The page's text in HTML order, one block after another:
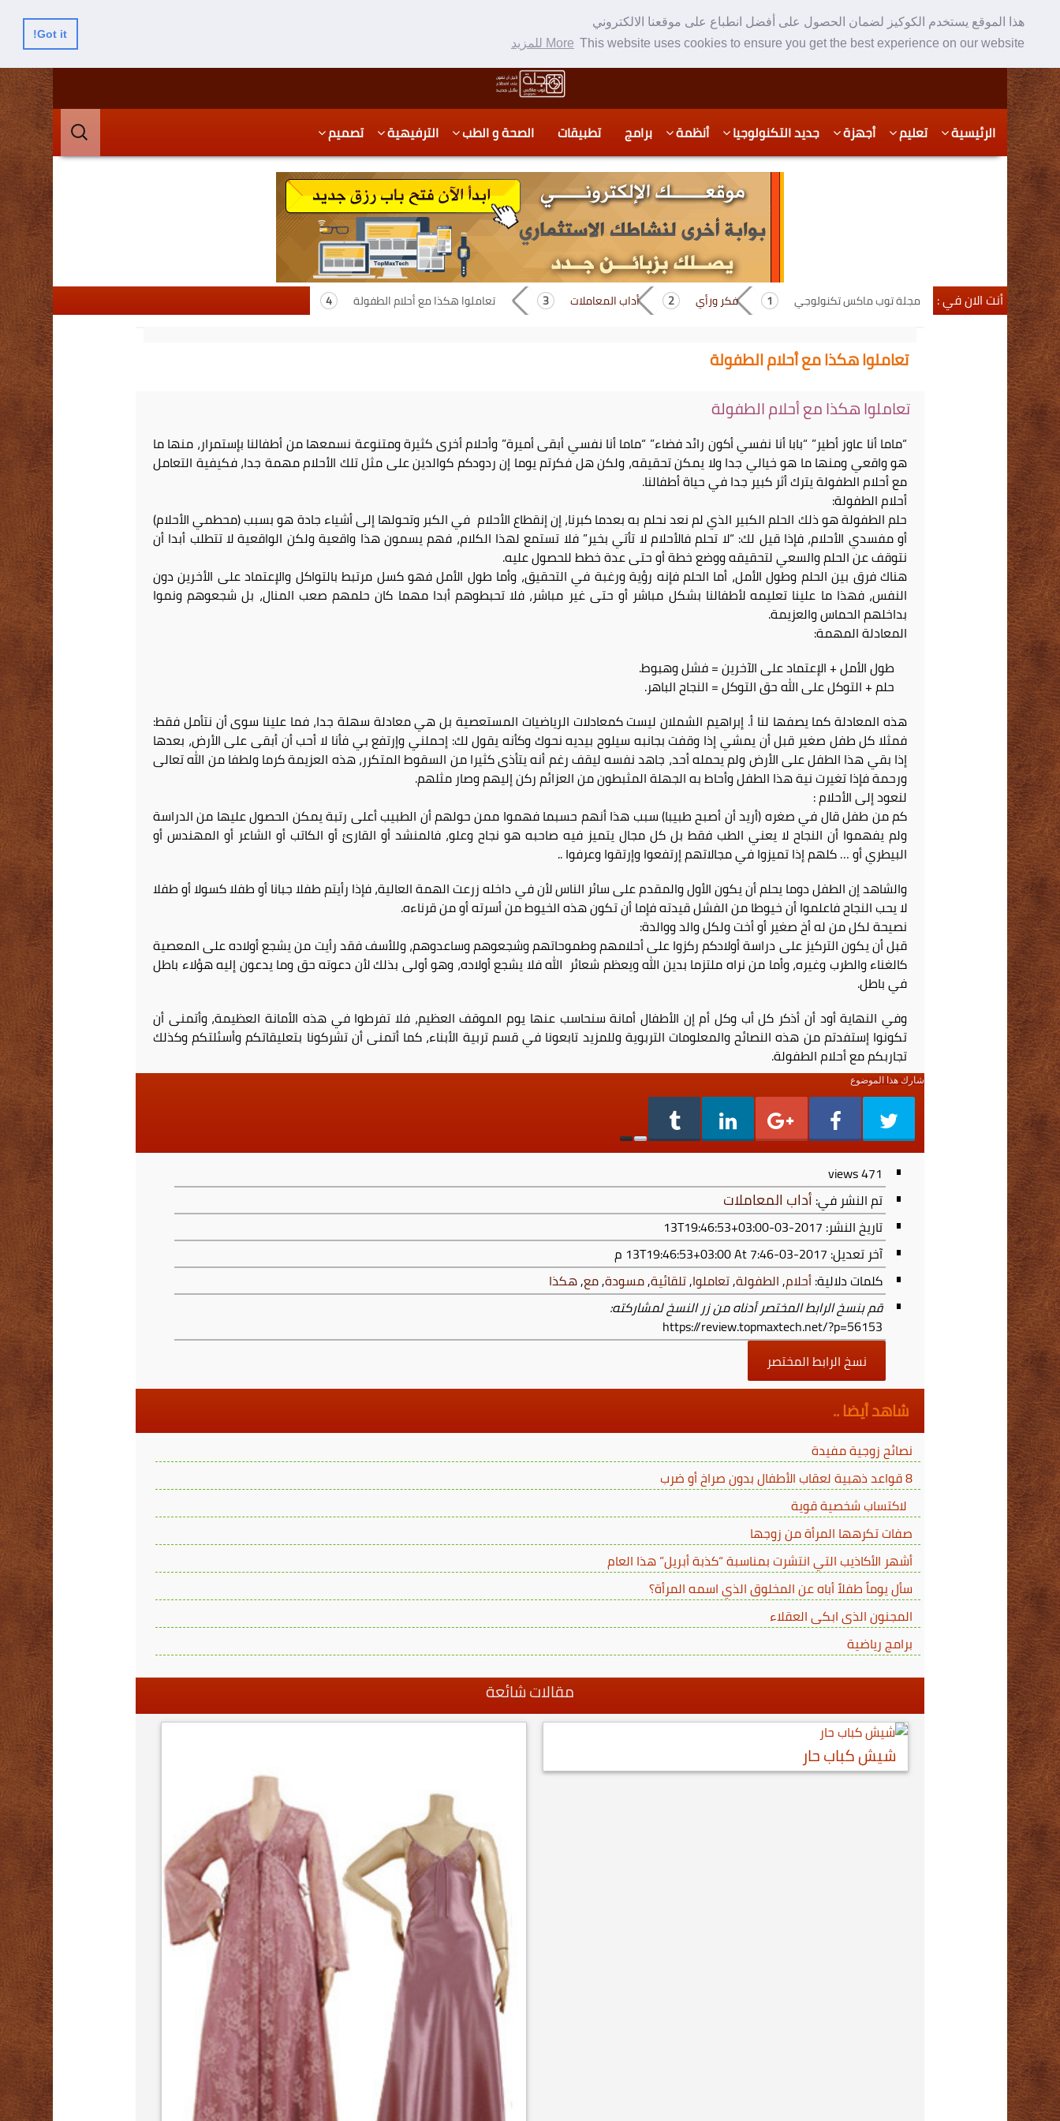
هذا الموقع يستخدم الكوكيز لضمان الحصول على أفضل انطباع على موقعنا الالكتروني
This website uses cookies to ensure you get the best experience on our website More للمزيد
Got it!
Skip
to
content
Skip
to
secondary
content
الرئيسية تعليم أجهزة جديد التكنولوجيا أنظمة برامج تطبيقات الصحة و الطب الترفيهية تصميم
البحث
عن:
أنت الان في : مجلة توب ماكس تكنولوجي فكر ورأي أداب المعاملات تعاملوا هكذا مع أحلام الطفولة
تعاملوا هكذا مع أحلام الطفولة
تعاملوا هكذا مع أحلام الطفولة
“ماما أنا عاوز أطير” “بابا أنا نفسي أكون رائد فضاء” “ماما أنا نفسي أبقى أميرة” وأحلام أخرى كثيرة ومتنوعة نسمعها من أطفالنا بإستمرار، منها ما
هو واقعي ومنها ما هو خيالي جدا ولا يمكن تحقيقه، ولكن هل فكرتم يوما إن ردودكم كوالدين على مثل تلك الأحلام مهمة جدا، فكيفية التعامل
مع أحلام الطفولة يترك أثر كبير جدا في حياة أطفالنا.
أحلام الطفولة:
حلم الطفولة هو ذلك الحلم الكبير الذي لم نعد نحلم به بعدما كبرنا، إن إنقطاع الأحلام في الكبر وتحولها إلى أشياء جادة هو بسبب (محطمي الأحلام)
أو مفسدي الأحلام، فإذا قيل لك: “لا تحلم فالأحلام لا تأتي بخير” فلا تستمع لهذا الكلام، فهم يسمون هذا واقعية ولكن الواقعية لا تتطلب أبدا أن
نتوقف عن الحلم والسعي لتحقيقه ووضع خطة أو حتى عدة خطط للحصول عليه.
هناك فرق بين الحلم وطول الأمل، أما الحلم فإنه رؤية ورغبة في التحقيق، وأما طول الأمل فهو كسل مرتبط بالتواكل والإعتماد على الأخرين دون
النفس، فهذا ما علينا تعليمه لأطفالنا بشكل مباشر أو حتى غير مباشر، فلا تحبطوهم أبدا مهما كان حلمهم صعب المنال، بل شجعوهم ونموا
بداخلهم الحماس والعزيمة.
المعادلة المهمة:
طول الأمل + الإعتماد على الآخرين = فشل وهبوط.
حلم + التوكل على الله حق التوكل = النجاح الباهر.
هذه المعادلة كما يصفها لنا أ. إبراهيم الشملان ليست كمعادلات الرياضيات المستعصية بل هي معادلة سهلة جدا، فما علينا سوى أن نتأمل فقط:
فمثلا كل طفل صغير قبل أن يمشي إذا وقفت بجانبه سيلوح بيديه نحوك وكأنه يقول لك: إحملني وإرتفع بي فأنا لا أحب أن أبقى على الأرض، بعدها
إذا بقي هذا الطفل على الأرض ولم يحمله أحد، جاهد نفسه ليقف رغم أنه يتأذى كثيرا من السقوط المتكرر، هذه العزيمة كرما ولطفا من الله تعالى
ورحمة فإذا تغيرت نية هذا الطفل وأحاط به الجهلة المثبطون من العزائم ركن إليهم وصار مثلهم.
لنعود إلى الأحلام :
كم من طفل قال في صغره (أريد أن أصبح طبيبا) سبب هذا أنهم حسبما فهموا ممن حولهم أن الطبيب أعلى رتبة يمكن الحصول عليها من الدراسة
ولم يفهموا أن النجاح لا يعني الطب فقط بل كل مجال يتميز فيه صاحبه هو نجاح وعلو، فالمنشد أو القارئ أو الكاتب أو الشاعر أو المهندس أو
البيطري أو … كلهم إذا تميزوا في مجالاتهم إرتفعوا وإرتقوا وعرفوا ..
والشاهد إن الطفل دوما يحلم أن يكون الأول والمقدم على سائر الناس لأن في داخله زرعت الهمة العالية، فإذا رأيتم طفلا جبانا أو طفلا كسولا أو طفلا
لا يحب النجاح فاعلموا أن خيوطا من الفشل قيدته فإما أن تكون هذه الخيوط من أسرته أو من قرناءه.
نصيحة لكل من له أخ صغير أو أخت ولكل والد ووالدة:
قبل أن يكون التركيز على دراسة أولادكم ركزوا على أحلامهم وطموحاتهم وشجعوهم وساعدوهم، وللأسف فقد رأيت من يشجع أولاده على المعصية
كالغناء والطرب وغيره، وأما من نراه ملتزما بدين الله ويعظم شعائر الله فلا يشجع أولاده، وهو أولى بذلك لأن دعوته حق وما يدعون إليه هؤلاء باطل
في باطل.
وفي النهاية أود أن أذكر كل أب وكل أم إن الأطفال أمانة سنحاسب عنها يوم الموقف العظيم، فلا تفرطوا في هذه الأمانة العظيمة، وأتمنى أن
تكونوا إستفدتم من هذه النصائح والمعلومات التربوية وللمزيد تابعونا في قسم تربية الأبناء، كما أتمنى أن تشركونا بتعليقاتكم وأسئلتكم وكذلك
تجاربكم مع أحلام الطفولة.
شارك هذا الموضوع
471
views
تم النشر في: أداب المعاملات
تاريخ النشر: 2017-03-13T19:46:53+03:00
آخر تعديل: 2017-03-13T19:46:53+03:00
At 7:46 م
كلمات دلالية:أحلام,الطفولة,تعاملوا,تلقائية,مسودة,مع,هكذا
قم بنسخ الرابط المختصر أدناه من زر النسخ لمشاركته:
https://review.topmaxtech.net/?p=56153
نسخ الرابط المختصر
شاهد أيضا ..
نصائح زوجية مفيدة
8 قواعد ذهبية لعقاب الأطفال بدون صراخ أو ضرب
لاكتساب شخصية قوية
صفات تكرهها المرأة من زوجها
أشهر الأكاذيب التي انتشرت بمناسبة “كذبة أبريل” هذا العام
سأل يوماً طفلاً أباه عن المخلوق الذي اسمه المرأة؟
المجنون الذى ابكى العقلاء
برامج رياضية
مقالات شائعة
شيش كباب حار